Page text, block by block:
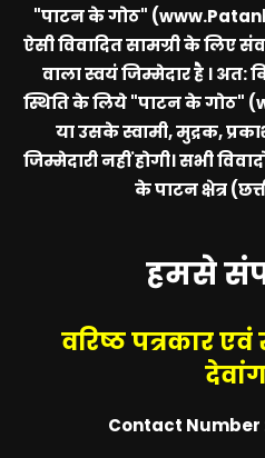
"पाटन के गोठ"
ऐसी विवादित सामग्री के लिए
वाला स्वयं जिम्मेदार है । अत:
स्थिति के लिये"पाटन के गोठ"
या उसके स्वामी, मुद्रक,
जिम्मेदारी नहीं होगी। सभी
के पाटन क्षेत्र
हमसे
वरिष्ठ पत्रकार
Contact Number